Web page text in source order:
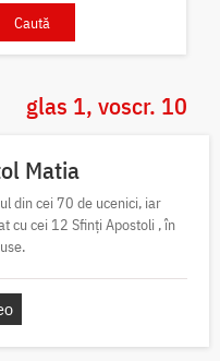
glas 1, voscr. 10
Matia
din cei 70 de ucenici, iar
cu cei 12 Sfinți Apostoli , în